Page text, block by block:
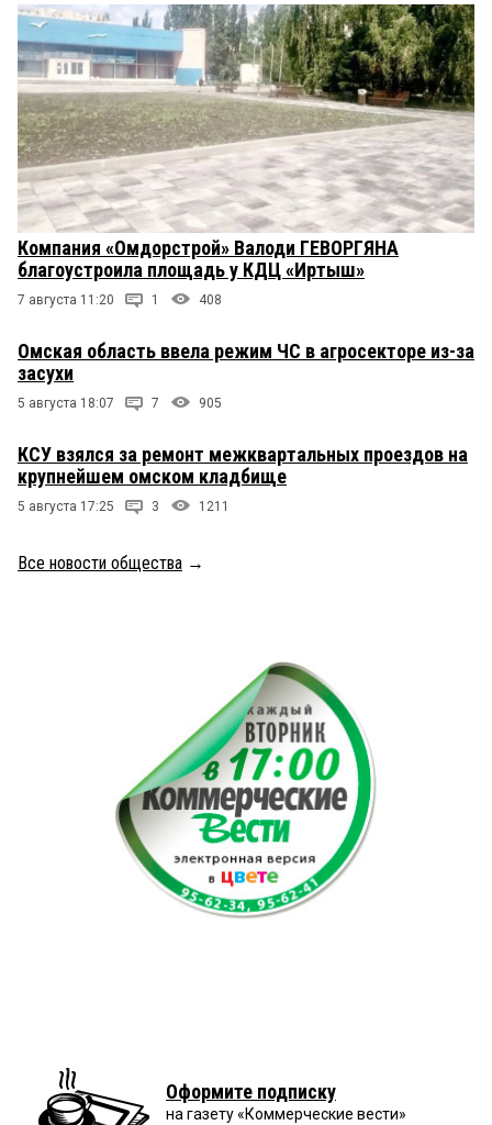
Компания «Омдорстрой» Валоди ГЕВОРГЯНА
благоустроила площадь у КДЦ «Иртыш»
7 августа 11:20 1 408
Омская область ввела режим ЧС в агросекторе из-за
засухи
5 августа 18:07 7 905
КСУ взялся за ремонт межквартальных проездов на
крупнейшем омском кладбище
5 августа 17:25 3 1211
Все новости общества →
Оформите подписку
на газету «Коммерческие вести»